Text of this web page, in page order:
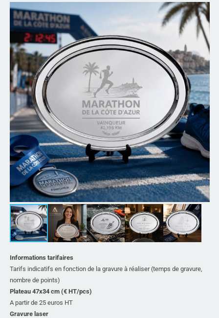
Informations tarifaires
Tarifs indicatifs en fonction de la gravure à réaliser (temps de gravure,
nombre de points)
Plateau 47x34 cm (€ HT/pcs)
A partir de 25 euros HT
Gravure laser